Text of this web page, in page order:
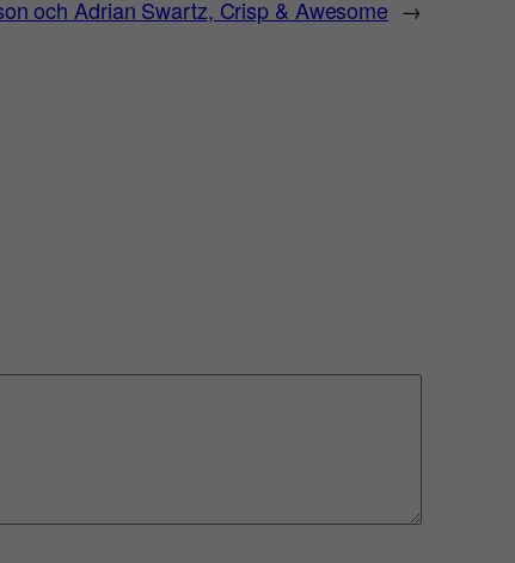
och Adrian Swartz, Crisp & Awesome →